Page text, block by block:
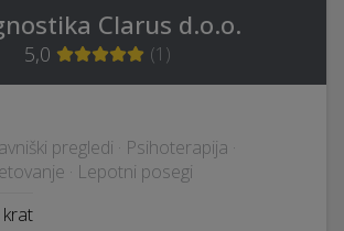
Clarus d.o.o.
5,0 (1 )
pregledi · Psihoterapija ·
· Lepotni posegi